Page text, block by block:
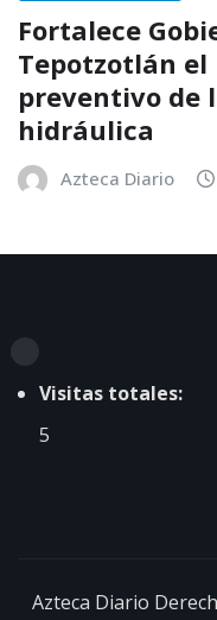
Fortalece
Tepotzotlán
preventivo de
hidráulica
Azteca Diario
Visitas totales:
5
Azteca Diario